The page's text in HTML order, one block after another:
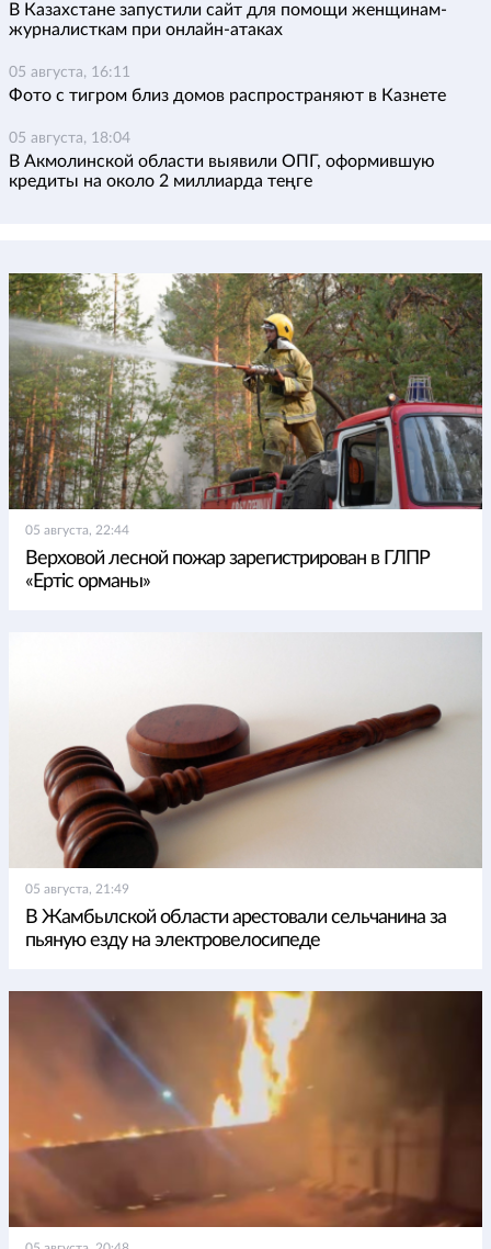
В Казахстане запустили сайт для помощи женщинам-
журналисткам при онлайн-атаках
05 августа, 16:11
Фото с тигром близ домов распространяют в Казнете
05 августа, 18:04
В Акмолинской области выявили ОПГ, оформившую
кредиты на около 2 миллиарда теңге
05 августа, 22:44
Верховой лесной пожар зарегистрирован в ГЛПР
«Ертіс орманы»
05 августа, 21:49
В Жамбылской области арестовали сельчанина за
пьяную езду на электровелосипеде